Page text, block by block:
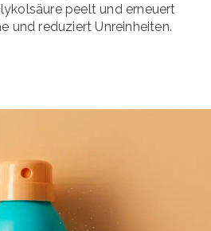
peelt und erneuert
und reduziert Unreinheiten.